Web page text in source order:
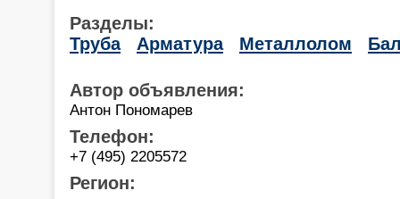
Разделы:
Труба
Арматура Металлолом
Автор объявления:
Антон Пономарев
Телефон:
+7 (495) 2205572
Регион: